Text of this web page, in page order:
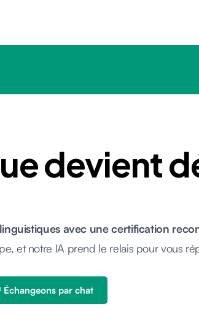
devient
avec une certification
et notre IA prend le relais pour vous
Échangeons par chat